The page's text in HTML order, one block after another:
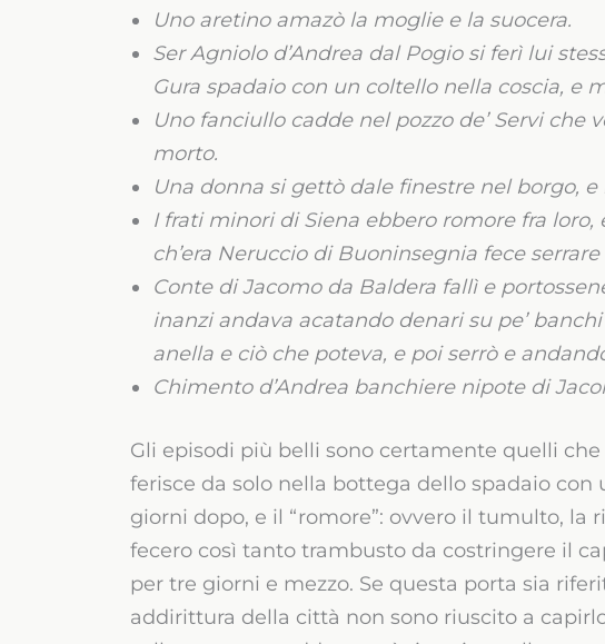
Uno aretino amazò la moglie e la suocera.
Ser Agniolo d’Andrea dal Pogio si ferì lui
Gura spadaio con un coltello nella coscia, e
Uno fanciullo cadde nel pozzo de’ Servi che
morto.
Una donna si gettò dale finestre nel borgo, e
I frati minori di Siena ebbero romore fra
ch’era Neruccio di Buoninsegnia fece
Conte di Jacomo da Baldera fallì e
inanzi andava acatando denari su pe’
anella e ciò che poteva, e poi serrò e
Chimento d’Andrea banchiere nipote di
Gli episodi più belli sono certamente quelli
ferisce da solo nella bottega dello spadaio
giorni dopo, e il “romore”: ovvero il tumulto, la
fecero così tanto trambusto da costringere il
per tre giorni e mezzo. Se questa porta sia
addirittura della città non sono riuscito a